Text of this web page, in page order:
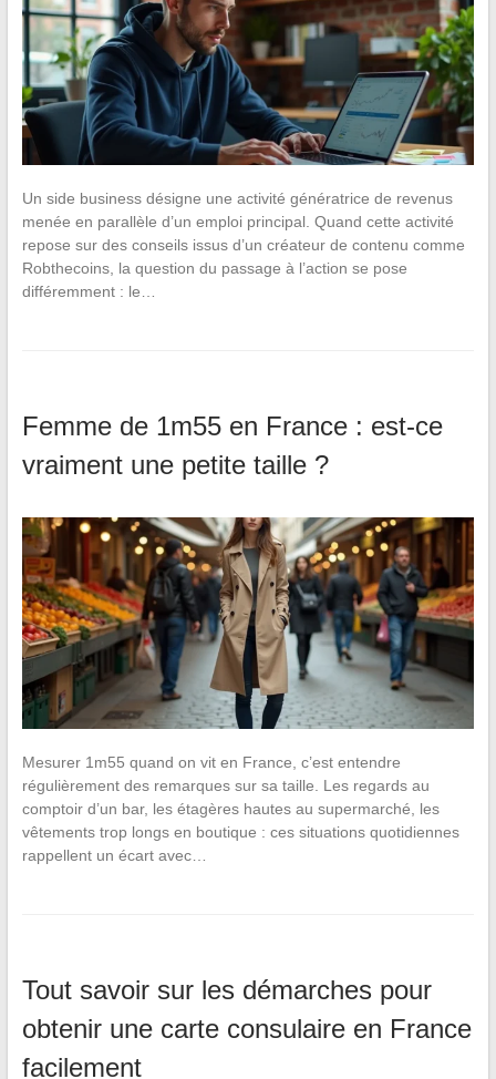
Un side business désigne une activité génératrice de revenus
menée en parallèle d’un emploi principal. Quand cette activité
repose sur des conseils issus d’un créateur de contenu comme
Robthecoins, la question du passage à l’action se pose
différemment : le…
Femme de 1m55 en France : est-ce
vraiment une petite taille ?
Mesurer 1m55 quand on vit en France, c’est entendre
régulièrement des remarques sur sa taille. Les regards au
comptoir d’un bar, les étagères hautes au supermarché, les
vêtements trop longs en boutique : ces situations quotidiennes
rappellent un écart avec…
Tout savoir sur les démarches pour
obtenir une carte consulaire en France
facilement